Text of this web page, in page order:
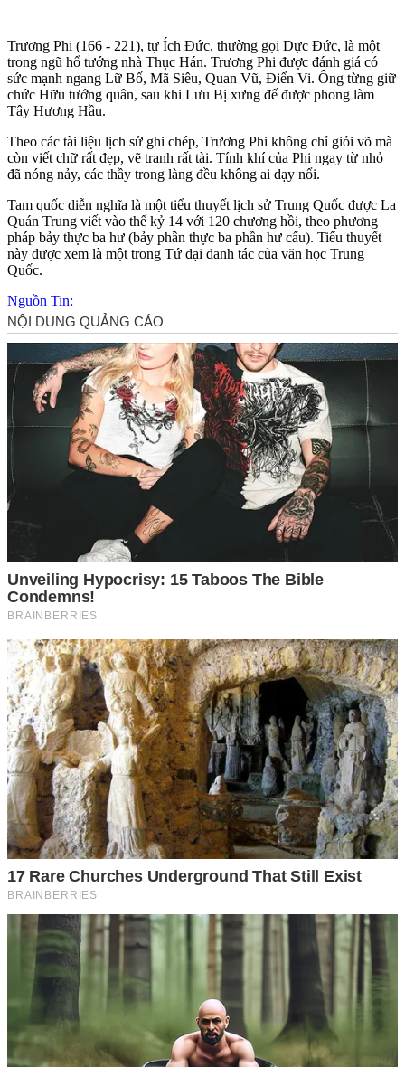
Trương Phi (166 - 221), tự Ích Đức, thường gọi Dực Đức, là một
trong ngũ hổ tướng nhà Thục Hán. Trương Phi được đánh giá có
sức mạnh ngang Lữ Bố, Mã Siêu, Quan Vũ, Điển Vi. Ông từng giữ
chức Hữu tướng quân, sau khi Lưu Bị xưng đế được phong làm
Tây Hương Hầu.
Theo các tài liệu lịch sử ghi chép, Trương Phi không chỉ giỏi võ mà
còn viết chữ rất đẹp, vẽ tranh rất tài. Tính khí của Phi ngay từ nhỏ
đã nóng nảy, các thầy trong làng đều không ai dạy nổi.
Tam quốc diễn nghĩa là một tiểu thuyết lịch sử Trung Quốc được La
Quán Trung viết vào thế kỷ 14 với 120 chương hồi, theo phương
pháp bảy thực ba hư (bảy phần thực ba phần hư cấu). Tiểu thuyết
này được xem là một trong Tứ đại danh tác của văn học Trung
Quốc.
Nguồn Tin: